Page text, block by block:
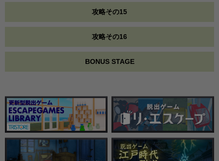
攻略その15
攻略その16
BONUS STAGE